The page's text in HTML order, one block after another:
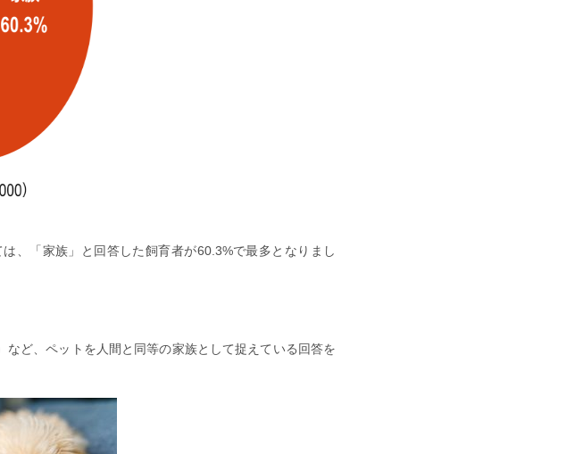
、「家族」と回答した飼育者が60.3%で最多となりまし
など、ペットを人間と同等の家族として捉えている回答を